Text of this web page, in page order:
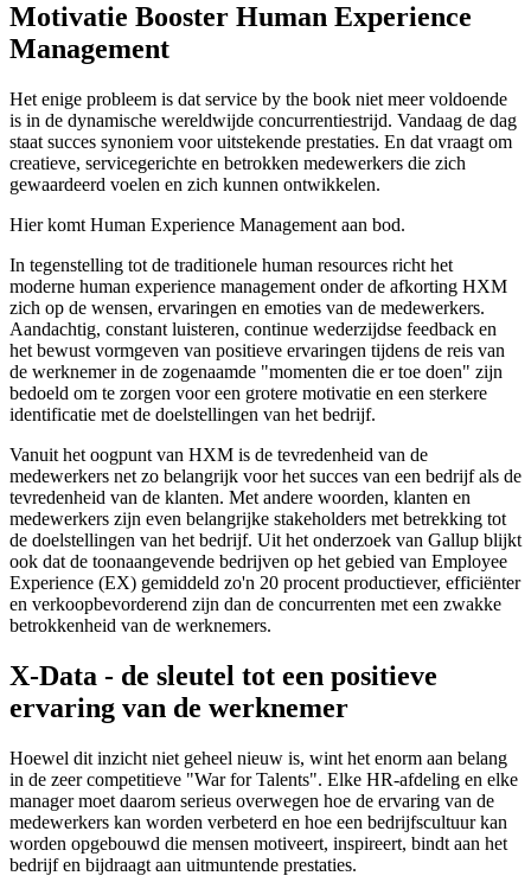
Motivatie Booster Human Experience
Management
Het enige probleem is dat service by the book niet meer voldoende
is in de dynamische wereldwijde concurrentiestrijd. Vandaag de dag
staat succes synoniem voor uitstekende prestaties. En dat vraagt om
creatieve, servicegerichte en betrokken medewerkers die zich
gewaardeerd voelen en zich kunnen ontwikkelen.
Hier komt Human Experience Management aan bod.
In tegenstelling tot de traditionele human resources richt het
moderne human experience management onder de afkorting HXM
zich op de wensen, ervaringen en emoties van de medewerkers.
Aandachtig, constant luisteren, continue wederzijdse feedback en
het bewust vormgeven van positieve ervaringen tijdens de reis van
de werknemer in de zogenaamde "momenten die er toe doen" zijn
bedoeld om te zorgen voor een grotere motivatie en een sterkere
identificatie met de doelstellingen van het bedrijf.
Vanuit het oogpunt van HXM is de tevredenheid van de
medewerkers net zo belangrijk voor het succes van een bedrijf als de
tevredenheid van de klanten. Met andere woorden, klanten en
medewerkers zijn even belangrijke stakeholders met betrekking tot
de doelstellingen van het bedrijf. Uit het onderzoek van Gallup blijkt
ook dat de toonaangevende bedrijven op het gebied van Employee
Experience (EX) gemiddeld zo'n 20 procent productiever, efficiënter
en verkoopbevorderend zijn dan de concurrenten met een zwakke
betrokkenheid van de werknemers.
X-Data - de sleutel tot een positieve
ervaring van de werknemer
Hoewel dit inzicht niet geheel nieuw is, wint het enorm aan belang
in de zeer competitieve "War for Talents". Elke HR-afdeling en elke
manager moet daarom serieus overwegen hoe de ervaring van de
medewerkers kan worden verbeterd en hoe een bedrijfscultuur kan
worden opgebouwd die mensen motiveert, inspireert, bindt aan het
bedrijf en bijdraagt aan uitmuntende prestaties.